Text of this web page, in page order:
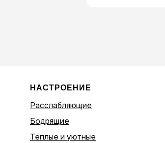
НАСТРОЕНИЕ
Расслабляющие
Бодрящие
Теплые и уютные